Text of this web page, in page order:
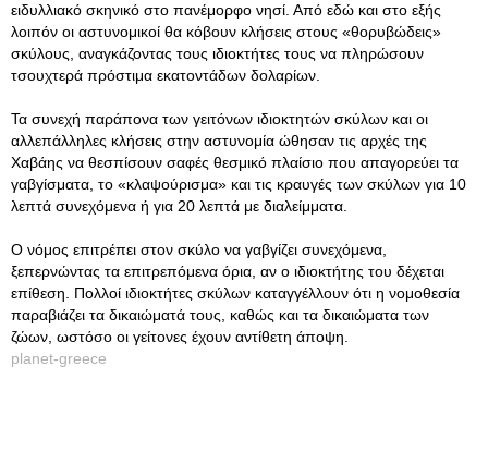
ειδυλλιακό σκηνικό στο πανέμορφο νησί. Από εδώ και στο εξής
λοιπόν οι αστυνομικοί θα κόβουν κλήσεις στους «θορυβώδεις»
σκύλους, αναγκάζοντας τους ιδιοκτήτες τους να πληρώσουν
τσουχτερά πρόστιμα εκατοντάδων δολαρίων.
Τα συνεχή παράπονα των γειτόνων ιδιοκτητών σκύλων και οι
αλλεπάλληλες κλήσεις στην αστυνομία ώθησαν τις αρχές της
Χαβάης να θεσπίσουν σαφές θεσμικό πλαίσιο που απαγορεύει τα
γαβγίσματα, το «κλαψούρισμα» και τις κραυγές των σκύλων για 10
λεπτά συνεχόμενα ή για 20 λεπτά με διαλείμματα.
Ο νόμος επιτρέπει στον σκύλο να γαβγίζει συνεχόμενα,
ξεπερνώντας τα επιτρεπόμενα όρια, αν ο ιδιοκτήτης του δέχεται
επίθεση. Πολλοί ιδιοκτήτες σκύλων καταγγέλλουν ότι η νομοθεσία
παραβιάζει τα δικαιώματά τους, καθώς και τα δικαιώματα των
ζώων, ωστόσο οι γείτονες έχουν αντίθετη άποψη.
planet-greece